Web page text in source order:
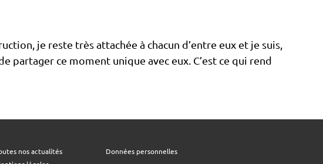
je reste très attachée à chacun d’entre eux et je suis,
partager ce moment unique avec eux. C’est ce qui rend
nos actualités
Données personnelles